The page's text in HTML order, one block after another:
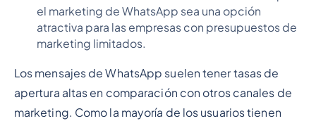
el marketing de WhatsApp sea una opción
atractiva para las empresas con presupuestos de
marketing limitados.
Los mensajes de WhatsApp suelen tener tasas de
apertura altas en comparación con otros canales de
marketing. Como la mayoría de los usuarios tienen